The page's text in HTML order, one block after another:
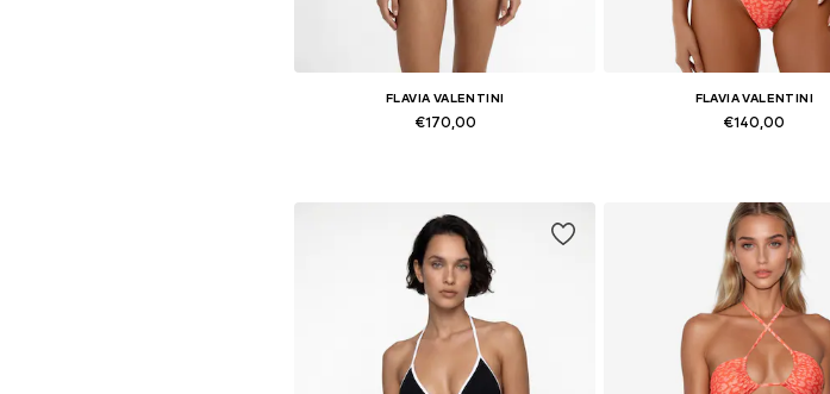
FLAVIA VALENTINI
€170,00
FLAVIA VALENTINI
€140,00